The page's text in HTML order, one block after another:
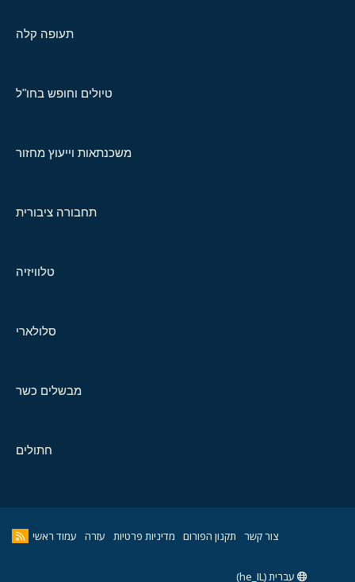
תעופה קלה
טיולים וחופש בחו"ל
משכנתאות וייעוץ מחזור
תחבורה ציבורית
טלוויזיה
סלולארי
מבשלים כשר
חתולים
צור קשר תקנון הפורום מדיניות פרטיות עזרה עמוד ראשי
עברית (he_IL)